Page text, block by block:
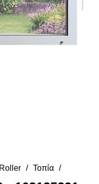
Roller Τοπία